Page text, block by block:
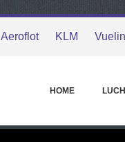
Aeroflot KLM
HOME